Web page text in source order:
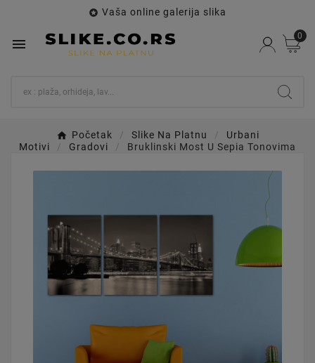
 Vaša online galerija slika

0
Početak Slike Na Platnu
Urbani
Motivi
Gradovi Bruklinski Most U Sepia Tonovima